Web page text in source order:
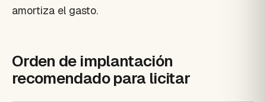
amortiza el gasto.
Orden de implantación
recomendado para licitar